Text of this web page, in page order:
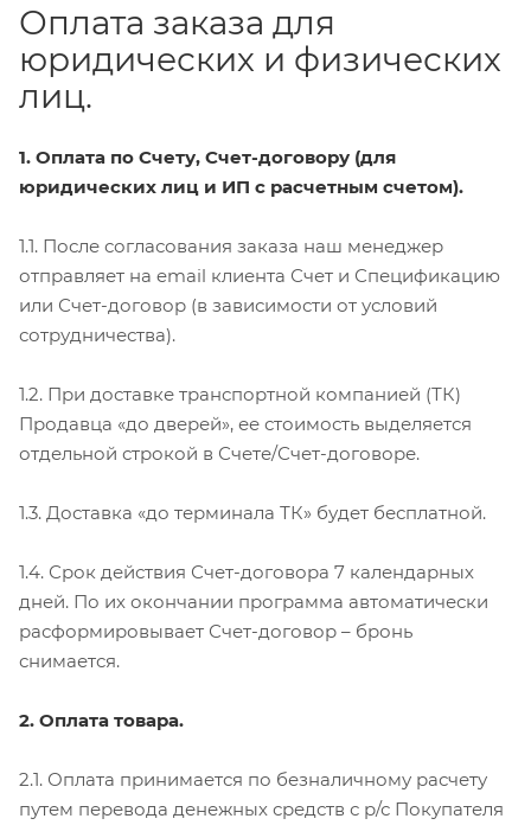
Оплата заказа для
юридических и физических
лиц.
1. Оплата по Счету, Счет-договору (для
юридических лиц и ИП с расчетным счетом).
1.1. После согласования заказа наш менеджер
отправляет на email клиента Счет и Спецификацию
или Счет-договор (в зависимости от условий
сотрудничества).
1.2. При доставке транспортной компанией (ТК)
Продавца «до дверей», ее стоимость выделяется
отдельной строкой в Счете/Счет-договоре.
1.3. Доставка «до терминала ТК» будет бесплатной.
1.4. Срок действия Счет-договора 7 календарных
дней. По их окончании программа автоматически
расформировывает Счет-договор – бронь
снимается.
2. Оплата товара.
2.1. Оплата принимается по безналичному расчету
путем перевода денежных средств с р/с Покупателя